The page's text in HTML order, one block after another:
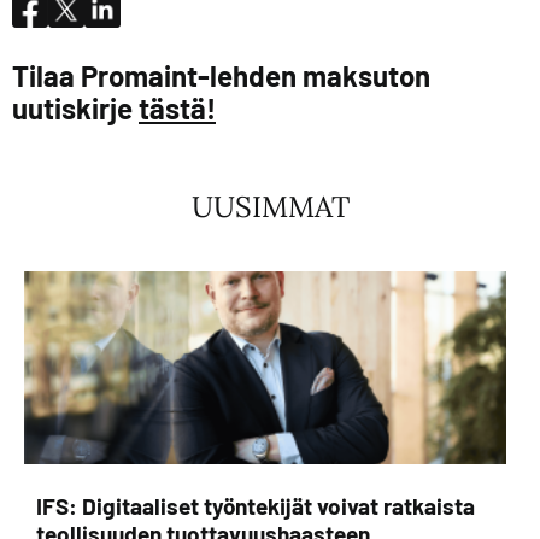
Tilaa Promaint-lehden maksuton
uutiskirjetästä!
UUSIMMAT
IFS: Digitaaliset työntekijät voivat ratkaista
teollisuuden tuottavuushaasteen